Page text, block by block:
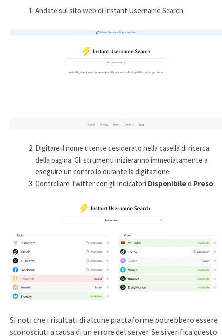
Andate sul sito web di Instant Username Search.
Digitare il nome utente desiderato nella casella di ricerca
della pagina. Gli strumenti inizieranno immediatamente a
eseguire un controllo durante la digitazione.
Controllare Twitter con gli indicatori Disponibileo Preso.
Si noti che i risultati di alcune piattaforme potrebbero essere
sconosciuti a causa di un errore del server. Se si verifica questo